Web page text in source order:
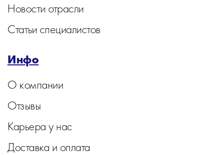
Новости отрасли
Статьи специалистов
Инфо
О компании
Отзывы
Карьера у нас
Доставка и оплата